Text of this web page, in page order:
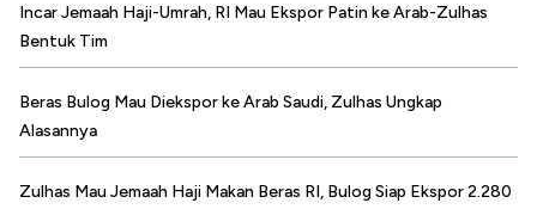
Incar Jemaah Haji-Umrah, RI Mau Ekspor Patin ke Arab-Zulhas
Bentuk Tim
Beras Bulog Mau Diekspor ke Arab Saudi, Zulhas Ungkap
Alasannya
Zulhas Mau Jemaah Haji Makan Beras RI, Bulog Siap Ekspor 2.280